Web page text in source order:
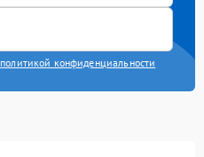
политикой конфиденциальности